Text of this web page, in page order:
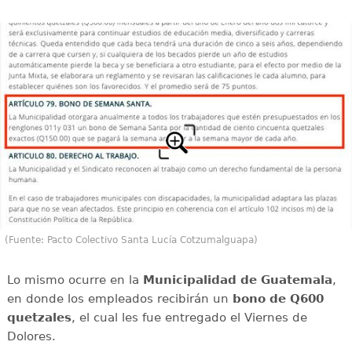
(Fuente: Pacto Colectivo Santa Lucía Cotzumalguapa)
Lo mismo ocurre en la Municipalidad de Guatemala,
en donde los empleados recibirán un bono de Q600
quetzales, el cual les fue entregado el Viernes de
Dolores.